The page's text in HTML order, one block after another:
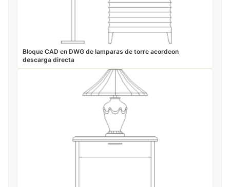
Bloque CAD en DWG de lamparas de torre acordeon
descarga directa